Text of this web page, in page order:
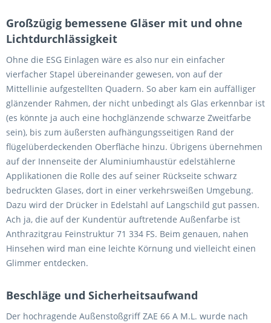
Großzügig bemessene Gläser mit und ohne
Lichtdurchlässigkeit
Ohne die ESG Einlagen wäre es also nur ein einfacher
vierfacher Stapel übereinander gewesen, von auf der
Mittellinie aufgestellten Quadern. So aber kam ein auffälliger
glänzender Rahmen, der nicht unbedingt als Glas erkennbar ist
(es könnte ja auch eine hochglänzende schwarze Zweitfarbe
sein), bis zum äußersten aufhängungsseitigen Rand der
flügelüberdeckenden Oberfläche hinzu. Übrigens übernehmen
auf der Innenseite der Aluminiumhaustür edelstählerne
Applikationen die Rolle des auf seiner Rückseite schwarz
bedruckten Glases, dort in einer verkehrsweißen Umgebung.
Dazu wird der Drücker in Edelstahl auf Langschild gut passen.
Ach ja, die auf der Kundentür auftretende Außenfarbe ist
Anthrazitgrau Feinstruktur 71 334 FS. Beim genauen, nahen
Hinsehen wird man eine leichte Körnung und vielleicht einen
Glimmer entdecken.
Beschläge und Sicherheitsaufwand
Der hochragende Außenstoßgriff ZAE 66 A M.L. wurde nach